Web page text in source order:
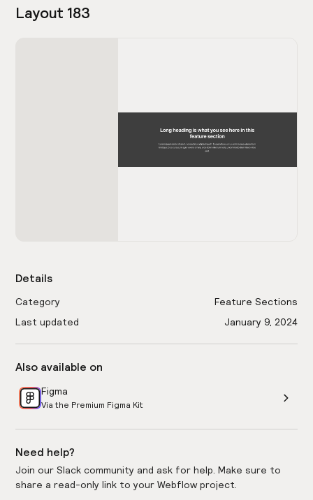
Layout 183
Details
Category
Feature Sections
Last updated
January 9, 2024
Also available on
Figma
Via the Premium Figma Kit
Need help?
Join our Slack community and ask for help. Make sure to
share a read-only link to your Webflow project.